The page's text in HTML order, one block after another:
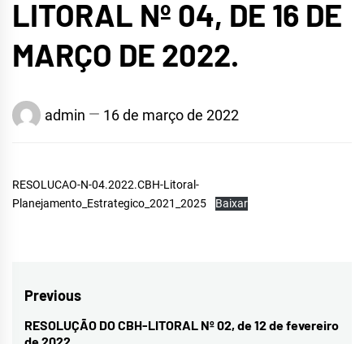
LITORAL Nº 04, DE 16 DE
MARÇO DE 2022.
admin 16 de março de 2022
RESOLUCAO-N-04.2022.CBH-Litoral-
Planejamento_Estrategico_2021_2025
Baixar
Navegação
de
Previous
Previous
RESOLUÇÃO DO CBH-LITORAL Nº 02, de 12 de fevereiro